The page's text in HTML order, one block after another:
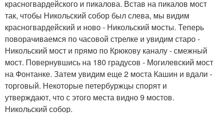
красногвардейского и пикалова. Встав на пикалов мост
так, чтобы Никольский собор был слева, мы видим
красногвардейский и ново - Никольский мосты. Теперь
поворачиваемся по часовой стрелке и увидим старо -
Никольский мост и прямо по Крюкову каналу - смежный
мост. Повернувшись на 180 градусов - Могилевский мост
на Фонтанке. Затем увидим еще 2 моста Кашин и вдали -
торговый. Некоторые петербуржцы спорят и
утверждают, что с этого места видно 9 мостов.
Никольский собор.